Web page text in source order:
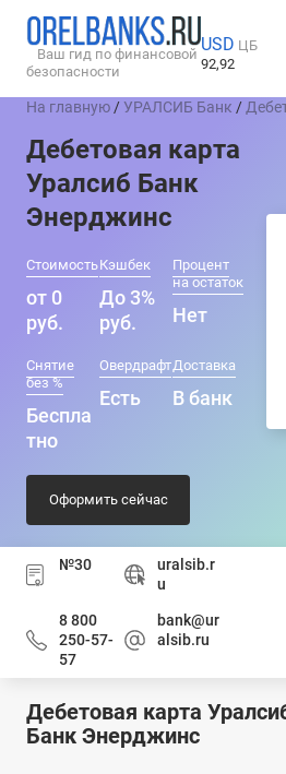
Ваш гид по финансовой
безопасности
USD ЦБ
92,92
На главную /УРАЛСИБ Банк /
Дебетовая карта
Уралсиб Банк
Энерджинс
Стоимость
от 0
руб.
Кэшбек
До 3%
руб.
Процент
на остаток
Нет
Снятие
без %
Беспла
тно
Овердрафт
Есть
Доставка
В банк
Оформить сейчас
№30
uralsib.r
u
8 800
250-57-
57
bank@ur
alsib.ru
Дебетовая карта
Банк Энерджинс